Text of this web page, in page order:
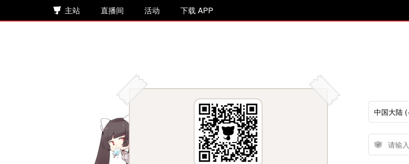
主站 直播间 活动 下载 APP
中国大陆